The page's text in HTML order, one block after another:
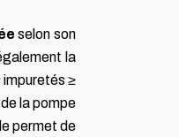
selon son
la
impuretés ≥
la pompe
permet de